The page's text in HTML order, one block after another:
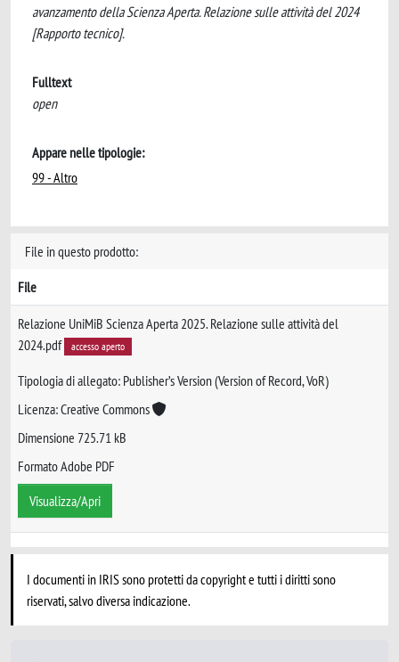
avanzamento della Scienza Aperta. Relazione sulle attività del 2024
[Rapporto tecnico].
Fulltext
open
Appare nelle tipologie:
99 - Altro
File in questo prodotto:
File
Relazione UniMiB Scienza Aperta 2025. Relazione sulle attività del
2024.pdf
accesso aperto
Tipologia di allegato: Publisher’s Version (Version of Record, VoR)
Licenza: Creative Commons
Dimensione 725.71 kB
Formato Adobe PDF
Visualizza/Apri
I documenti in IRIS sono protetti da copyright e tutti i diritti sono
riservati, salvo diversa indicazione.